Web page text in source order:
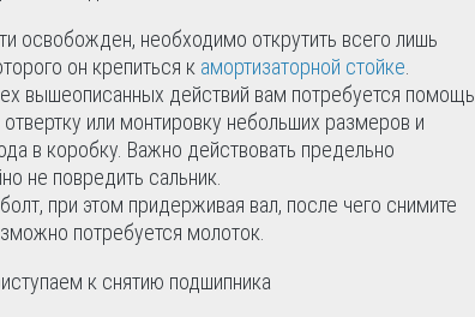
освобожден, необходимо открутить всего лишь
он крепиться к амортизаторной стойке.
вышеописанных действий вам потребуется помощь
или монтировку небольших размеров и
в коробку. Важно действовать предельно
не повредить сальник.
при этом придерживая вал, после чего снимите
потребуется молоток.